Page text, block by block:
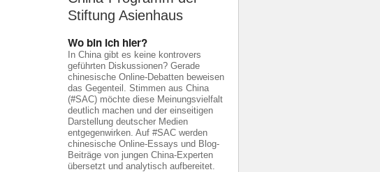
Stiftung Asienhaus
Wo bin ich hier?
In China gibt es keine kontrovers
geführten Diskussionen? Gerade
chinesische Online-Debatten beweisen
das Gegenteil. Stimmen aus China
(#SAC) möchte diese Meinungsvielfalt
deutlich machen und der einseitigen
Darstellung deutscher Medien
entgegenwirken. Auf #SAC werden
chinesische Online-Essays und Blog-
Beiträge von jungen China-Experten
übersetzt und analytisch aufbereitet.